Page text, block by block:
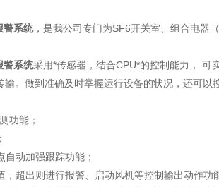
警系统，是我公司专门为SF6开关室、组合电器
警系统采用*传感器，结合CPU*的控制能力， 可
。 做到准确及时掌握运行设备的状况 ，还可以
功能；
动加强跟踪功能；
超出则进行报警、启动风机等控制输出动作功